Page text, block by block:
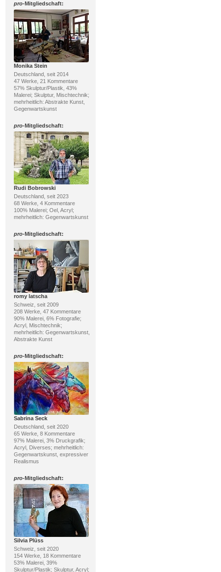
pro-Mitgliedschaft:
Monika Stein
Deutschland, seit 2014
47 Werke, 21 Kommentare
57% Skulptur/Plastik, 43%
Malerei; Skulptur, Mischtechnik;
mehrheitlich: Abstrakte Kunst,
Gegenwartskunst
pro-Mitgliedschaft:
Rudi Bobrowski
Deutschland, seit 2023
68 Werke, 4 Kommentare
100% Malerei; Oel, Acryl;
mehrheitlich: Gegenwartskunst
pro-Mitgliedschaft:
romy latscha
Schweiz, seit 2009
208 Werke, 47 Kommentare
90% Malerei, 6% Fotografie;
Acryl, Mischtechnik;
mehrheitlich: Gegenwartskunst,
Abstrakte Kunst
pro-Mitgliedschaft:
Sabrina Seck
Deutschland, seit 2020
65 Werke, 8 Kommentare
97% Malerei, 3% Druckgrafik;
Acryl, Diverses; mehrheitlich:
Gegenwartskunst, expressiver
Realismus
pro-Mitgliedschaft:
Silvia Plüss
Schweiz, seit 2020
154 Werke, 18 Kommentare
53% Malerei, 39%
Skulptur/Plastik; Skulptur, Acryl;